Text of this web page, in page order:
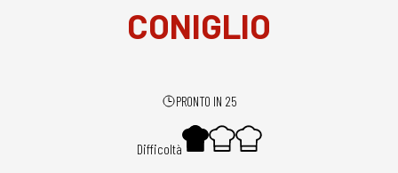
CONIGLIO
PRONTO IN 25
Difficoltà